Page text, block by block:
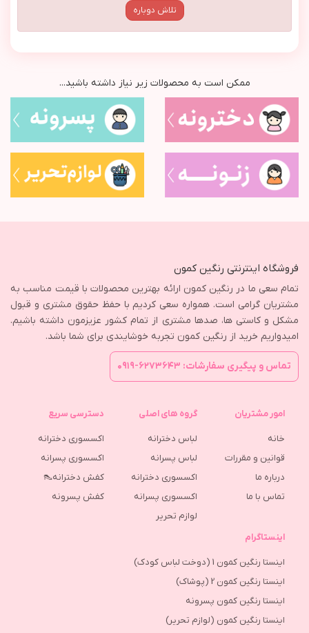
تلاش دوباره
ممکن است به محصولات زیر نیاز داشته باشید...
فروشگاه اینترنتی رنگین کمون
تمام سعی ما در رنگین کمون ارائه بهترین محصولات با قیمت مناسب به
مشتریان گرامی است. همواره سعی کردیم با حفظ حقوق مشتری و قبول
مشکل و کاستی ها، صدها مشتری از تمام کشور عزیزمون داشته باشیم.
امیدواریم خرید از رنگین کمون تجربه خوشایندی برای شما باشد.
تماس و پیگیری سفارشات: ۶۲۷۳۶۴۳-۰۹۱۹
امور مشتریان
خانه
قوانین و مقررات
درباره ما
تماس با ما
گروه های اصلی
لباس دخترانه
لباس پسرانه
اکسسوری دخترانه
اکسسوری پسرانه
لوازم تحریر
دسترسی سریع
اکسسوری دخترانه
اکسسوری پسرانه
کفش دخترانه👠
كفش پسرونه
اینستاگرام
اینستا رنگین کمون 1 (دوخت لباس کودک)
اینستا رنگین کمون 2 (پوشاک)
اینستا رنگین کمون پسرونه
اینستا رنگین کمون (لوازم تحریر)